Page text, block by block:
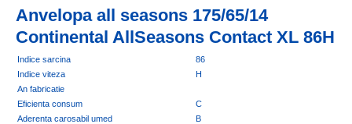
Anvelopa all seasons 175/65/14
Continental AllSeasons Contact XL 86H
Indice sarcina
86
Indice viteza
H
An fabricatie
Eficienta consum
C
Aderenta carosabil umed
B